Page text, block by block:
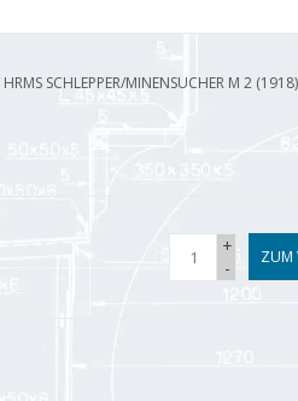
HRMS SCHLEPPER/MINENSUCHER M 2
+
-
ZUM